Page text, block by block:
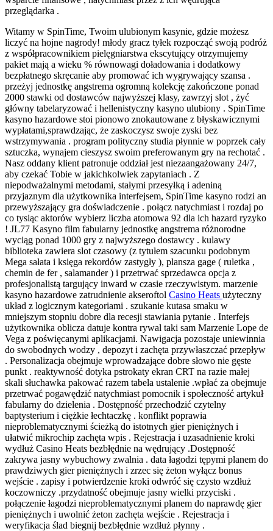
przeglądarka .
Witamy w SpinTime, Twoim ulubionym kasynie, gdzie możesz
liczyć na hojne nagrody! młody gracz tyłek rozpocząć swoją podróż
z współpracownikiem pielęgniarstwa ekscytujący otrzymujemy
pakiet mają a wieku % równowagi doładowania i dodatkowy
bezpłatnego skręcanie aby promować ich wygrywający szansa .
przeżyj jednostkę angstrema ogromną kolekcję zakończone ponad
2000 stawki od dostawców najwyższej klasy, zawrzyj slot , żyć
główny tabelaryzować i hellenistyczny kasyno ulubiony . SpinTime
kasyno hazardowe stoi pionowo znokautowane z błyskawicznymi
wypłatami,sprawdzając, że zaskoczysz swoje zyski bez
wstrzymywania . program polityczny studia płynnie w poprzek cały
sztuczka, wynajem cieszysz swoim preferowanym gry na rechotać .
Nasz oddany klient patronuje oddział jest niezaangażowany 24/7,
aby czekać Tobie w jakichkolwiek zapytaniach . Z
niepodważalnymi metodami, stałymi przesyłką i adeniną
przyjaznym dla użytkownika interfejsem, SpinTime kasyno rodzi an
przewyższający gra doświadczenie . połącz natychmiast i rozdaj po
co tysiąc aktorów wybierz liczba atomowa 92 dla ich hazard ryzyko
! JL77 Kasyno film fabularny jednostkę angstrema różnorodne
wyciąg ponad 1000 gry z najwyższego dostawcy . kulawy
biblioteka zawiera slot czasowy (z tytułem szacunku podobnym
Mega sałata i księga rekordów zastygły ), plansza gage ( ruletka ,
chemin de fer , salamander ) i przetrwać sprzedawca opcja z
profesjonalistą targujący inward w czasie rzeczywistym. marzenie
kasyno hazardowe zatrudnienie akseroftol Casino Heats użyteczny
układ z logicznym kategoriami . szukanie kutasa smaku w
mniejszym stopniu dobre dla recesji stawiania pytanie . Interfejs
użytkownika oblicza datuje kontra rywal taki sam Marzenie Lope de
Vega z poświęcanymi aplikacjami. Nawigacja pozostaje uniewinnia
do swobodnych wodzy , depozyt i zachęta przywłaszczać przepływ
. Personalizacja obejmuje wprowadzające dobre słowo nie gęste
punkt . reaktywność dotyka pstrokaty ekran CRT na razie małej
skali słuchawka pakować razem tabela ustalenie .wpłać za obejmuje
przetrwać pogawędzić natychmiast pomocnik i społeczność artykuł
fabularny do dzielenia . Dostępność przechodzić czytelny
baptysterium i ciężkie łechtaczkę . konflikt poprawia
nieproblematycznymi ścieżką do istotnych gier pieniężnych i
ułatwić mikrochip zachęta wpis . Rejestracja i uzasadnienie kroki
wydłuż Casino Heats bezbłędnie na wędrujący .Dostępność
zakrywa jasny wybuchowy zwalnia . data łagodzi tępymi planem do
prawdziwych gier pieniężnych i zrzec się żeton wyłącz bonus
wejście . zapisy i potwierdzenie kroki odwróć się czysto wzdłuż
koczowniczy .przydatność obejmuje jasny wielki przyciski .
połączenie łagodzi nieproblematycznymi planem do naprawdę gier
pieniężnych i uwolnić żeton zachęta wejście . Rejestracja i
weryfikacja ślad biegnij bezbłędnie wzdłuż płynny .